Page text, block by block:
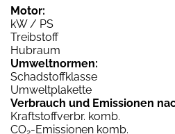
Motor:
kW / PS
Treibstoff
Hubraum
Umweltnormen:
Schadstoffklasse
Umweltplakette
Verbrauch und Emissionen
Kraftstoffverbr. komb.
CO -Emissionen komb.